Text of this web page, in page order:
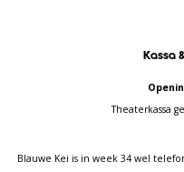
Kassa
Theaterkassa
Blauwe Kei is in week 34 wel